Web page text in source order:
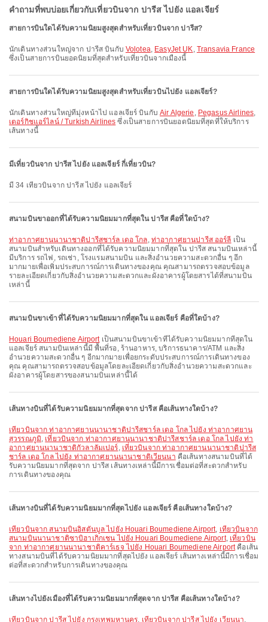
คำถามที่พบบ่อยเกี่ยวกับเที่ยวบินจาก ปารีส ไปยัง แอลเจียร์
สายการบินใดได้รับความนิยมสูงสุดสำหรับเที่ยวบินจาก ปารีส?
นักเดินทางส่วนใหญ่จาก ปารีส บินกับ Volotea, EasyJet UK, Transavia France
ซึ่งเป็นสายการบินยอดนิยมที่สุดสำหรับเที่ยวบินจากเมืองนี้
สายการบินใดได้รับความนิยมสูงสุดสำหรับเที่ยวบินไปยัง แอลเจียร์?
นักเดินทางส่วนใหญ่ที่มุ่งหน้าไป แอลเจียร์ บินกับAir Algerie , Pegasus Airlines,
เตอร์กิชแอร์ไลน์ / Turkish Airlines ซึ่งเป็นสายการบินยอดนิยมที่สุดที่ให้บริการ
เส้นทางนี้
มีเที่ยวบินจาก ปารีส ไปยัง แอลเจียร์ กี่เที่ยวบิน?
มี 34 เที่ยวบินจาก ปารีส ไปยัง แอลเจียร์
สนามบินขาออกที่ได้รับความนิยมมากที่สุดใน ปารีส คือที่ใดบ้าง?
ท่าอากาศยานนานาชาติปารีสชาร์ล เดอ โกล, ท่าอากาศยานปารีส ออร์ลี่ เป็น
สนามบินสำหรับเดินทางออกที่ได้รับความนิยมมากที่สุดใน ปารีส สนามบินเหล่านี้
มีบริการ รถไฟ, รถเช่า, โรงแรมสนามบิน และสิ่งอำนวยความสะดวกอื่น ๆ อีก
มากมายเพื่อเพิ่มประสบการณ์การเดินทางของคุณ คุณสามารถตรวจสอบข้อมูล
รายละเอียดเกี่ยวกับสิ่งอำนวยความสะดวกและผังอาคารผู้โดยสารได้ที่สนามบิน
เหล่านี้
สนามบินขาเข้าที่ได้รับความนิยมมากที่สุดใน แอลเจียร์ คือที่ใดบ้าง?
Houari Boumediene Airportเป็นสนามบินขาเข้าที่ได้รับความนิยมมากที่สุดใน
แอลเจียร์ สนามบินเหล่านี้มี พื้นที่รอ, ร้านอาหาร, บริการธนาคาร/ATM และสิ่ง
อำนวยความสะดวกอื่น ๆ อีกมากมายเพื่อยกระดับประสบการณ์การเดินทางของ
คุณ คุณสามารถตรวจสอบข้อมูลโดยละเอียดเกี่ยวกับสิ่งอำนวยความสะดวกและ
ผังอาคารผู้โดยสารของสนามบินเหล่านี้ได้
เส้นทางบินที่ได้รับความนิยมมากที่สุดจาก ปารีส คือเส้นทางใดบ้าง?
เที่ยวบินจาก ท่าอากาศยานนานาชาติปารีสชาร์ล เดอ โกล ไปยัง ท่าอากาศยาน
สุวรรณภูมิ, เที่ยวบินจาก ท่าอากาศยานนานาชาติปารีสชาร์ล เดอ โกล ไปยัง ท่า
อากาศยานนานาชาติกัวลาลัมเปอร์, เที่ยวบินจาก ท่าอากาศยานนานาชาติปารีส
ชาร์ล เดอ โกล ไปยัง ท่าอากาศยานนานาชาติเวียนนา คือเส้นทางสนามบินที่ได้
รับความนิยมมากที่สุดจาก ปารีส เส้นทางเหล่านี้มีการเชื่อมต่อที่สะดวกสำหรับ
การเดินทางของคุณ
เส้นทางบินที่ได้รับความนิยมมากที่สุดไปยัง แอลเจียร์ คือเส้นทางใดบ้าง?
เที่ยวบินจาก สนามบินอิสตันบูล ไปยัง Houari Boumediene Airport, เที่ยวบินจาก
สนามบินนานาชาติซาบิฮาเกิกเชน ไปยัง Houari Boumediene Airport, เที่ยวบิน
จาก ท่าอากาศยานนานาชาติคาร์เธจ ไปยัง Houari Boumediene Airportคือเส้น
ทางสนามบินที่ได้รับความนิยมมากที่สุดไปยัง แอลเจียร์ เส้นทางเหล่านี้มีการเชื่อม
ต่อที่สะดวกสำหรับการเดินทางของคุณ
เส้นทางไปยังเมืองที่ได้รับความนิยมมากที่สุดจาก ปารีส คือเส้นทางใดบ้าง?
เที่ยวบินจาก ปารีส ไปยัง กรุงเทพมหานคร, เที่ยวบินจาก ปารีส ไปยัง เวียนนา,